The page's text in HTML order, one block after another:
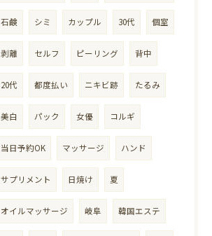
石鹸 シミ カップル 30代 個室
剥離 セルフ ピーリング 背中
20代 都度払い ニキビ跡 たるみ
美白 パック 女優 コルギ
当日予約OK マッサージ ハンド
サプリメント 日焼け 夏
オイルマッサージ 岐阜 韓国エステ